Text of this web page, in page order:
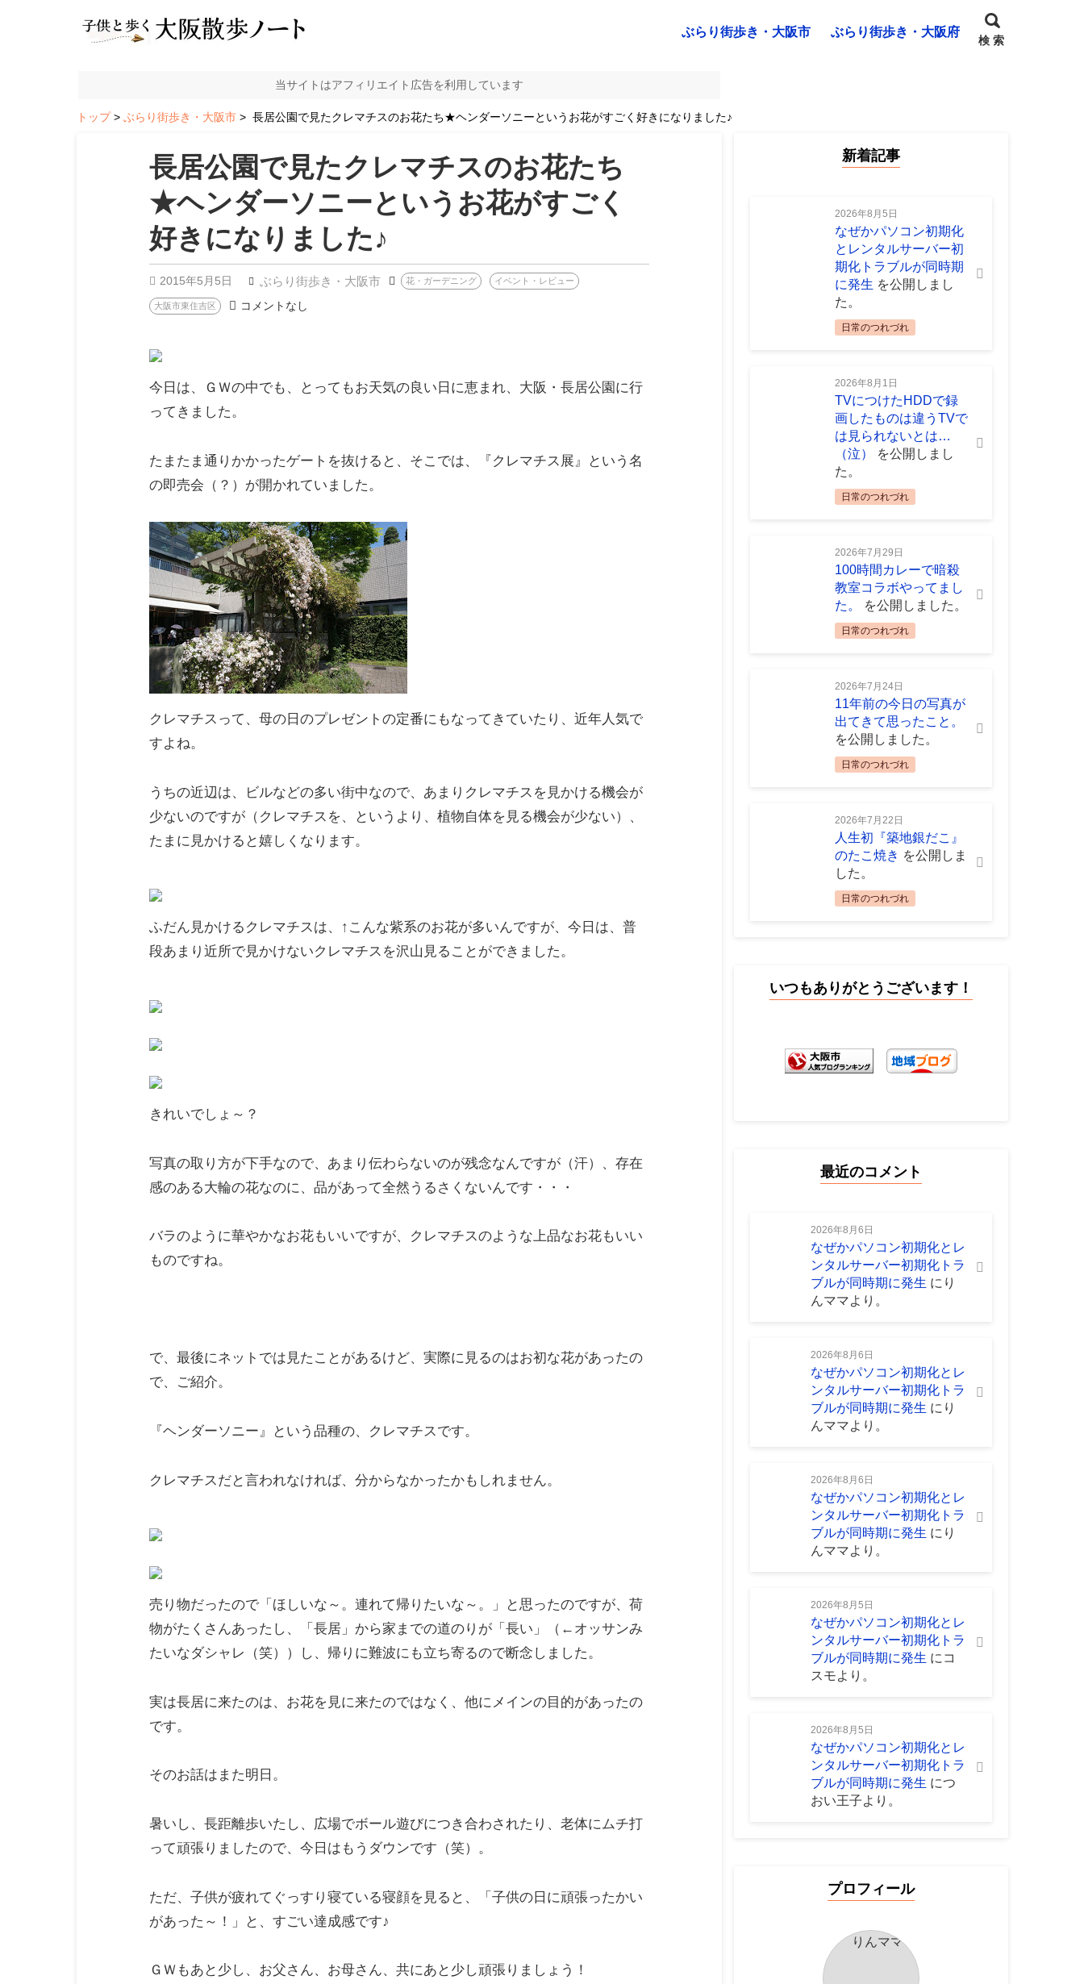
ぶらり街歩き・大阪市 ぶらり街歩き・大阪府
検 索
当サイトはアフィリエイト広告を利用しています
トップ ぶらり街歩き・大阪市 長居公園で見たクレマチスのお花たち★ヘンダーソニーというお花がすごく好きになりました♪
長居公園で見たクレマチスのお花たち
★ヘンダーソニーというお花がすごく
好きになりました♪
2015年5月5日 ぶらり街歩き・大阪市 花・ガーデニング イベント・レビュー
大阪市東住吉区 コメントなし
今日は、ＧＷの中でも、とってもお天気の良い日に恵まれ、大阪・長居公園に行
ってきました。
たまたま通りかかったゲートを抜けると、そこでは、『クレマチス展』という名
の即売会（？）が開かれていました。
クレマチスって、母の日のプレゼントの定番にもなってきていたり、近年人気で
すよね。
うちの近辺は、ビルなどの多い街中なので、あまりクレマチスを見かける機会が
少ないのですが（クレマチスを、というより、植物自体を見る機会が少ない）、
たまに見かけると嬉しくなります。
ふだん見かけるクレマチスは、↑こんな紫系のお花が多いんですが、今日は、普
段あまり近所で見かけないクレマチスを沢山見ることができました。
きれいでしょ～？
写真の取り方が下手なので、あまり伝わらないのが残念なんですが（汗）、存在
感のある大輪の花なのに、品があって全然うるさくないんです・・・
バラのように華やかなお花もいいですが、クレマチスのような上品なお花もいい
ものですね。
で、最後にネットでは見たことがあるけど、実際に見るのはお初な花があったの
で、ご紹介。
『ヘンダーソニー』という品種の、クレマチスです。
クレマチスだと言われなければ、分からなかったかもしれません。
売り物だったので「ほしいな～。連れて帰りたいな～。」と思ったのですが、荷
物がたくさんあったし、「長居」から家までの道のりが「長い」（←オッサンみ
たいなダシャレ（笑））し、帰りに難波にも立ち寄るので断念しました。
実は長居に来たのは、お花を見に来たのではなく、他にメインの目的があったの
です。
そのお話はまた明日。
暑いし、長距離歩いたし、広場でボール遊びにつき合わされたり、老体にムチ打
って頑張りましたので、今日はもうダウンです（笑）。
ただ、子供が疲れてぐっすり寝ている寝顔を見ると、「子供の日に頑張ったかい
があった～！」と、すごい達成感です♪
ＧＷもあと少し、お父さん、お母さん、共にあと少し頑張りましょう！
新着記事
2026年8月5日
なぜかパソコン初期化
とレンタルサーバー初
期化トラブルが同時期
に発生 を公開しまし
た。
日常のつれづれ
2026年8月1日
TVにつけたHDDで録
画したものは違うTVで
は見られないとは…
（泣）
を公開しまし
た。
日常のつれづれ
2026年7月29日
100時間カレーで暗殺
教室コラボやってまし
た。
を公開しました。
日常のつれづれ
2026年7月24日
11年前の今日の写真が
出てきて思ったこと。
を公開しました。
日常のつれづれ
2026年7月22日
人生初『築地銀だこ』
のたこ焼き を公開しま
した。
日常のつれづれ
いつもありがとうございます！
最近のコメント
2026年8月6日
なぜかパソコン初期化とレ
ンタルサーバー初期化トラ
ブルが同時期に発生 に り
んママより。
2026年8月6日
なぜかパソコン初期化とレ
ンタルサーバー初期化トラ
ブルが同時期に発生 に り
んママより。
2026年8月6日
なぜかパソコン初期化とレ
ンタルサーバー初期化トラ
ブルが同時期に発生 に り
んママより。
2026年8月5日
なぜかパソコン初期化とレ
ンタルサーバー初期化トラ
ブルが同時期に発生 に コ
スモより。
2026年8月5日
なぜかパソコン初期化とレ
ンタルサーバー初期化トラ
ブルが同時期に発生 につ
おい王子より。
プロフィール